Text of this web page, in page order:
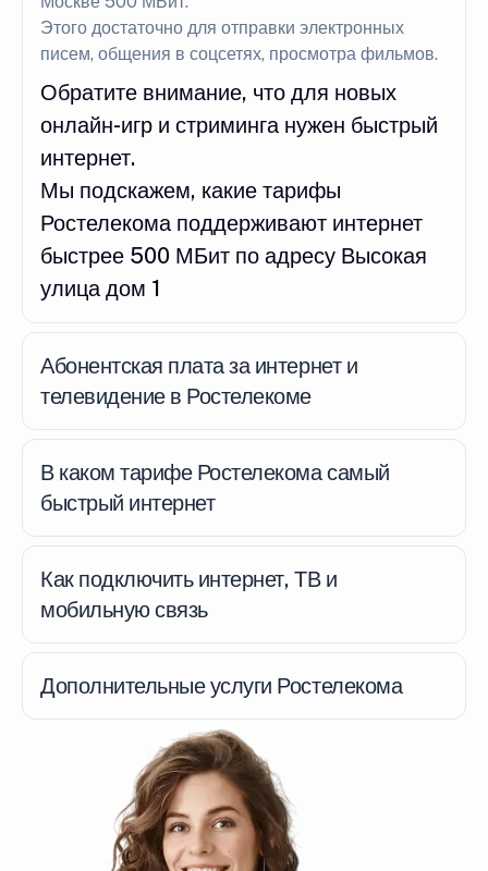
Этого достаточно для отправки электронных
писем, общения в соцсетях, просмотра фильмов.
Обратите внимание, что для новых
онлайн-игр и стриминга нужен быстрый
интернет.
Мы подскажем, какие тарифы
Ростелекома поддерживают интернет
быстрее 500 МБит по адресу Высокая
улица дом 1
Абонентская плата за интернет и
телевидение в Ростелекоме
В каком тарифе Ростелекома самый
быстрый интернет
Как подключить интернет, ТВ и
мобильную связь
Дополнительные услуги Ростелекома